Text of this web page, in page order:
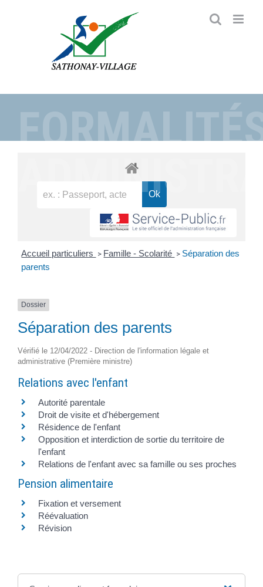
Accueil particuliers > Famille - Scolarité > Séparation des
parents
Dossier
Séparation des parents
Vérifié le 12/04/2022 - Direction de l'information légale et
administrative (Première ministre)
Relations avec l'enfant
Autorité parentale
Droit de visite et d'hébergement
Résidence de l'enfant
Opposition et interdiction de sortie du territoire de
l'enfant
Relations de l'enfant avec sa famille ou ses proches
Pension alimentaire
Fixation et versement
Réévaluation
Révision